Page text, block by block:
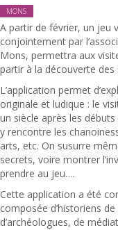
MONS
A partir de février, un jeu
conjointement par
Mons, permettra aux
partir à la découverte des
L’application permet
originale et ludique : le
un siècle après les
y rencontre les
arts, etc. On susurre
secrets, voire montrer
prendre au jeu….
Cette application a été
composée d’historiens de
d’archéologues, de